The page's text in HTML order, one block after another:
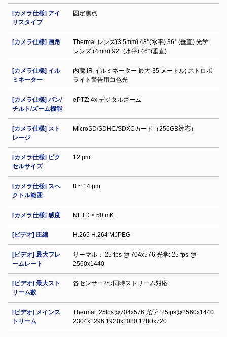
[カメラ仕様] アイ
リスタイプ
固定焦点
[カメラ仕様] 画角
Thermal レンズ(3.5mm) 48°(水平) 36° (垂直) 光学
レンズ (4mm) 92° (水平) 46°(垂直)
[カメラ仕様] イル
ミネーター
内蔵 IR イルミネーター 最大 35 メートル; ストロボ
ライト警告用白色光
[カメラ仕様] パン/
チルト/ズーム機能
ePTZ: 4x デジタルズーム
[カメラ仕様] スト
レージ
MicroSD/SDHC/SDXCカード（256GB対応）
[カメラ仕様] ピク
セルサイズ
12 µm
[カメラ仕様] スペ
クトル範囲
8 ~ 14 µm
[カメラ仕様] 感度 NETD < 50 mK
[ビデオ] 圧縮 H.265 H.264 MJPEG
[ビデオ] 最大フレ
ームレート
サーマル： 25 fps @ 704x576 光学: 25 fps @
2560x1440
[ビデオ] 最大スト
リーム数
各センサー2つ同時ストリーム対応
[ビデオ] メインス
トリーム
Thermal: 25fps@704x576 光学: 25fps@2560x1440
2304x1296 1920x1080 1280x720